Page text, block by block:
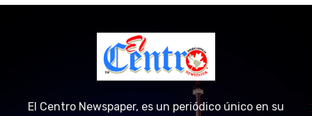
El Centro Newspaper, es un periódico único en su